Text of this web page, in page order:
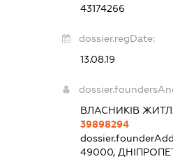
43174266
dossier.regDate:
13.08.19
ВЛАСНИКІВ
39898294
49000,